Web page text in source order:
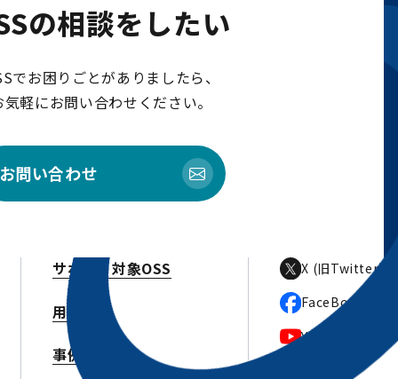
の相談をしたい
でお困りごとがありましたら、
気軽にお問い合わせください。
問い合わせ
サポート対象OSS
用語集
事例紹介
X (旧Twitter)
FaceBook
Youtube